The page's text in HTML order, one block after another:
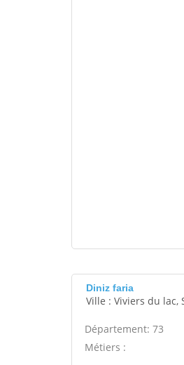
Diniz faria
Ville : Viviers du lac,
Département: 73
Métiers :